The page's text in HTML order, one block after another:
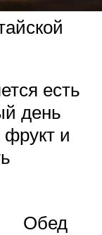
есть
день
и
Обед